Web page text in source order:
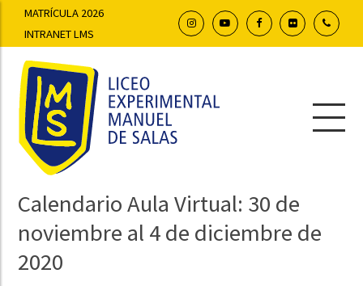
MATRÍCULA 2026
INTRANET LMS
Calendario Aula Virtual: 30 de
noviembre al 4 de diciembre de
2020